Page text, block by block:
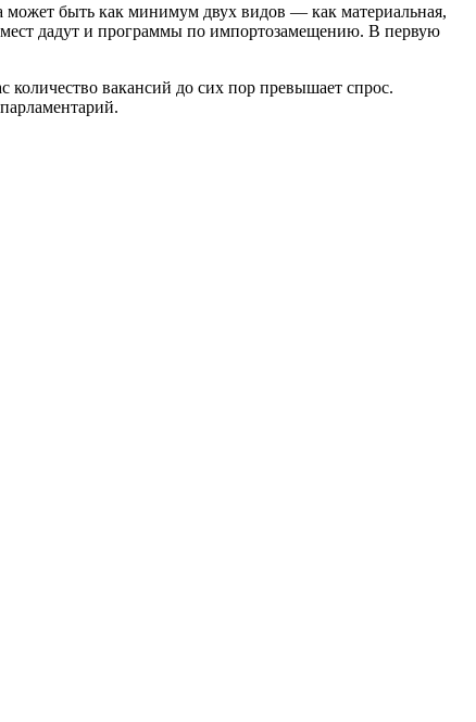
может быть как минимум двух видов — как материальная,
дадут и программы по импортозамещению. В первую
вакансий до сих пор превышает спрос.